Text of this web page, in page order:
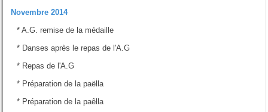
Novembre 2014
* A.G. remise de la médaille
* Danses après le repas de l'A.G
* Repas de l'A.G
* Préparation de la paëlla
* Préparation de la paêlla